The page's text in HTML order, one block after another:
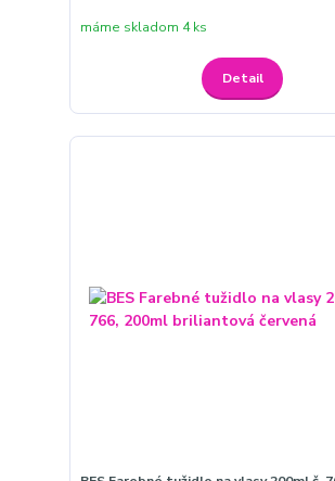
máme skladom 4 ks
Detail